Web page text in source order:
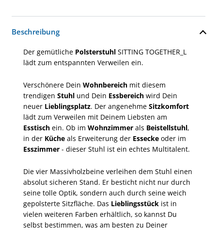
Beschreibung
Der gemütliche Polsterstuhl SITTING TOGETHER_L
lädt zum entspannten Verweilen ein.
Verschönere Dein Wohnbereich mit diesem
trendigen Stuhl und Dein Essbereich wird Dein
neuer Lieblingsplatz. Der angenehme Sitzkomfort
lädt zum Verweilen mit Deinem Liebsten am
Esstisch ein. Ob im Wohnzimmer als Beistellstuhl,
in der Küche als Erweiterung der Essecke oder im
Esszimmer - dieser Stuhl ist ein echtes Multitalent.
Die vier Massivholzbeine verleihen dem Stuhl einen
absolut sicheren Stand. Er besticht nicht nur durch
seine tolle Optik, sondern auch durch seine weich
gepolsterte Sitzfläche. Das Lieblingsstück ist in
vielen weiteren Farben erhältlich, so kannst Du
selbst bestimmen, was am besten zu Deiner